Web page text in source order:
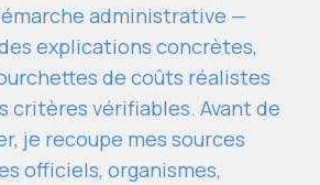
administrative —
explications concrètes,
de coûts réalistes
critères vérifiables. Avant de
je recoupe mes sources
officiels, organismes,